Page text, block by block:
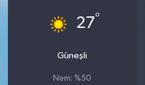
27°
Güneşli
Nem: %50